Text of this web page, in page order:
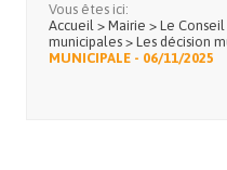
Vous êtes ici:
Accueil > Mairie > Le
municipales > Les décision
MUNICIPALE - 06/11/2025